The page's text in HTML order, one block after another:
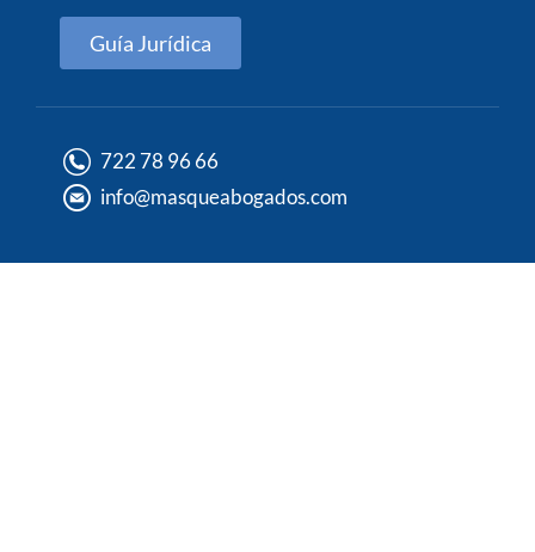
Guía Jurídica
722 78 96 66
info@masqueabogados.com